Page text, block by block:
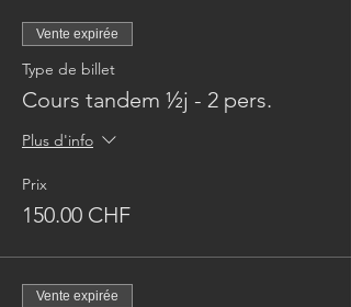
Vente expirée
Type de billet
Cours tandem ½j - 2 pers.
Plus d'info
Prix
150.00 CHF
Vente expirée